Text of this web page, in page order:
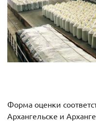
Форма оценки
Архангельске и